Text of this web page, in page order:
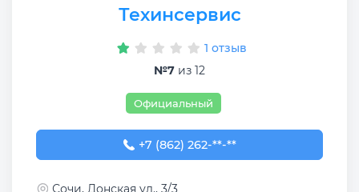
Техинсервис
1 отзыв
№7 из 12
Официальный
+7 (862) 262-02-95
+7 (862) 262-**-**
Сочи, Донская ул., 3/3